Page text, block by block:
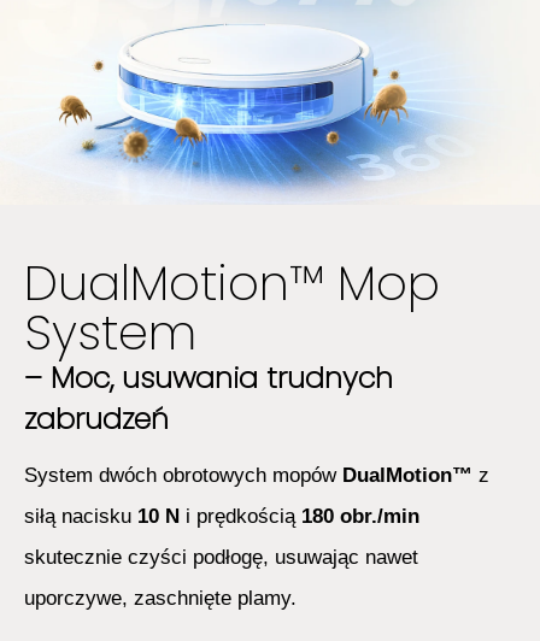
DualMotion™ Mop
System
– Moc, usuwania trudnych
zabrudzeń
System dwóch obrotowych mopów DualMotion™ z
siłą nacisku 10 N i prędkością 180 obr./min
skutecznie czyści podłogę, usuwając nawet
uporczywe, zaschnięte plamy.